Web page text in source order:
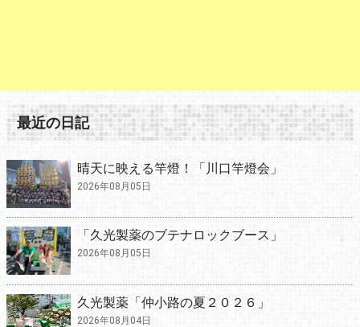
最近の日記
晴天に映える竿燈！「川口竿燈会」
2026年08月05日
「久光製薬のブテナロックブース」
2026年08月05日
久光製薬「仲小路の夏２０２６」
2026年08月04日